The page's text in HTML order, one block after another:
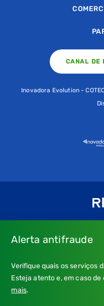
CANAL DE
Inovadora Evolution -
a nossa
* Emergência Gás:
** Atendimento: dias úteis,
Alerta antifraude
Verifique quais os serviços
Esteja atento e, em caso
mais.